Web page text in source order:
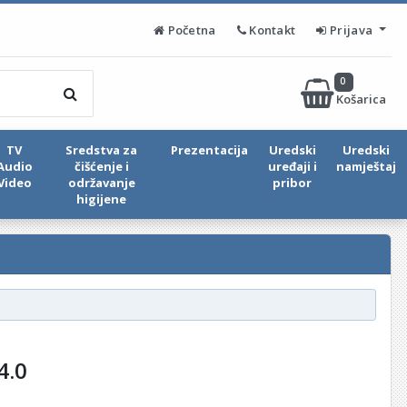
Početna Kontakt Prijava
Košarica
0
TV
Sredstva za
čišćenje i
održavanje
higijene
Prezentacija
Uredski
uređaji i
pribor
Uredski
namještaj